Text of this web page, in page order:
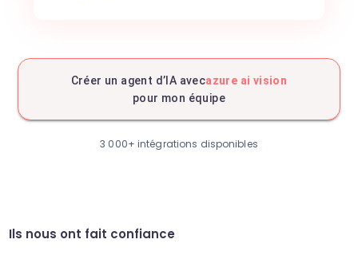
Identifiez les produits sur les photos de vos
réel.
Analyse de visages
Détectez les émotions ou traits pour vos
Optimisation de miniatures
Créer un agent d’IA avecazure ai vision
pour mon équipe
3 000+ intégrations disponibles
Ils nous ont fait confiance